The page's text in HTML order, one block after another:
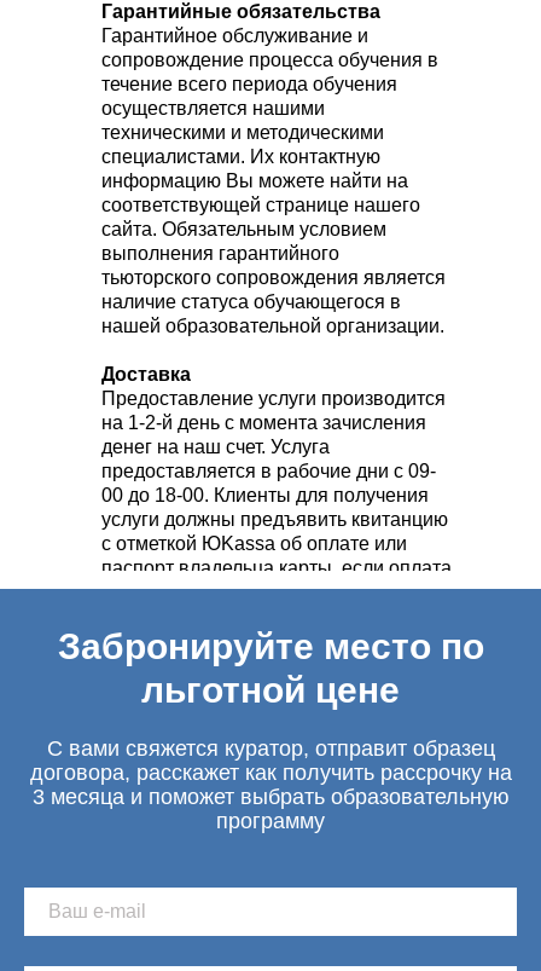
Гарантийные обязательства
Гарантийное обслуживание и
сопровождение процесса обучения в
течение всего периода обучения
осуществляется нашими
техническими и методическими
специалистами. Их контактную
информацию Вы можете найти на
соответствующей странице нашего
сайта. Обязательным условием
выполнения гарантийного
тьюторского сопровождения является
наличие статуса обучающегося в
нашей образовательной организации.
Доставка
Предоставление услуги производится
на 1-2-й день с момента зачисления
денег на наш счет. Услуга
предоставляется в рабочие дни с 09-
00 до 18-00. Клиенты для получения
услуги должны предъявить квитанцию
с отметкой ЮKassa об оплате или
паспорт владельца карты, если оплата
произведена по банковской карте.
Забронируйте место по
льготной цене
С вами свяжется куратор, отправит образец
договора, расскажет как получить рассрочку на
3 месяца и поможет выбрать образовательную
программу